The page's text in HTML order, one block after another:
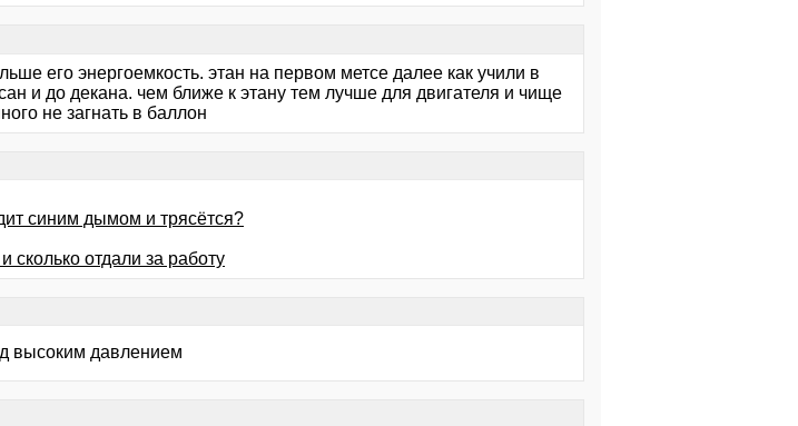
его энергоемкость. этан на первом метсе далее как учили в
и до декана. чем ближе к этану тем лучше для двигателя и чище
не загнать в баллон
синим дымом и трясётся?
сколько отдали за работу
высоким давлением